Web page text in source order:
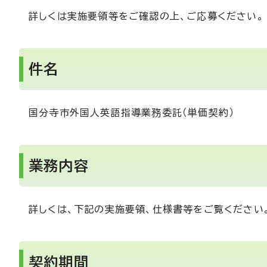
詳しくは実施要領等をご確認の上、ご応募ください。
件名
国分寺市外国人英語指導業務委託（単価契約）
業務内容
詳しくは、下記の実施要領、仕様書等をご覧ください
契約期間